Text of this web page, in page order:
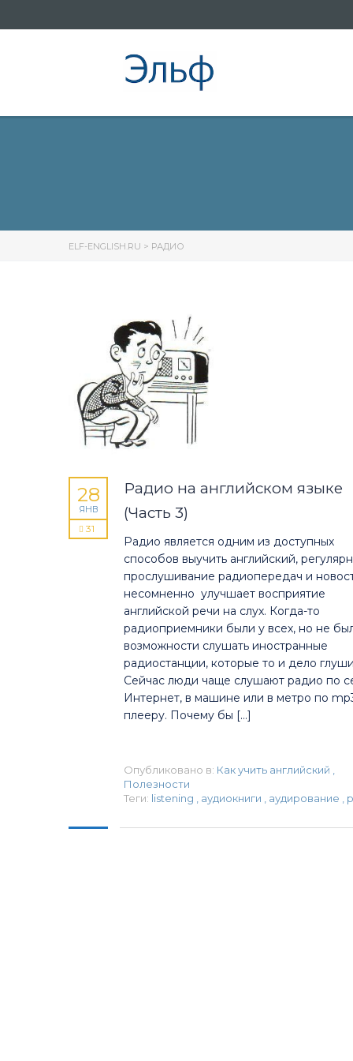
ELF-ENGLISH.RU > РАДИО
Радио на английском языке
(Часть 3)
28
ЯНВ
31
Радио является одним из доступных
способов выучить английский,
прослушивание радиопередач и
несомненно улучшает восприятие
английской речи на слух. Когда-то
радиоприемники были у всех, но не
возможности слушать иностранные
радиостанции, которые то и дело
Сейчас люди чаще слушают радио по
Интернет, в машине или в метро по
плееру. Почему бы […]
Опубликовано в: Как учить английский
Полезности
Теги: listening аудиокниги аудирование